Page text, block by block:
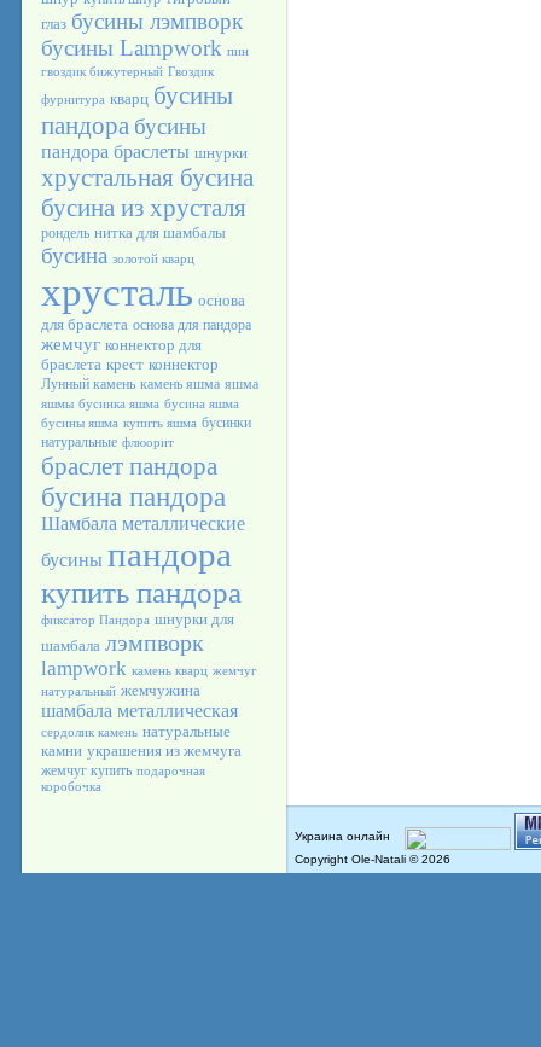
глаз бусины лэмпворк
бусины Lampwork пин
гвоздик бижутерный Гвоздик
фурнитура кварц бусины
пандора бусины
пандора браслеты шнурки
хрустальная бусина
бусина из хрусталя
рондель нитка для шамбалы
бусина золотой кварц
хрусталь основа
для браслета основа для пандора
жемчуг коннектор для
браслета крест коннектор
Лунный камень камень яшма яшма
яшмы бусинка яшма бусина яшма
бусины яшма купить яшма бусинки
натуральные флюорит
браслет пандора
бусина пандора
Шамбала металлические
бусины пандора
купить пандора
фиксатор Пандора шнурки для
шамбала лэмпворк
lampwork камень кварц жемчуг
натуральный жемчужина
шамбала металлическая
сердолик камень натуральные
камни украшения из жемчуга
жемчуг купить подарочная
коробочка
Copyright Ole-Natali © 2026